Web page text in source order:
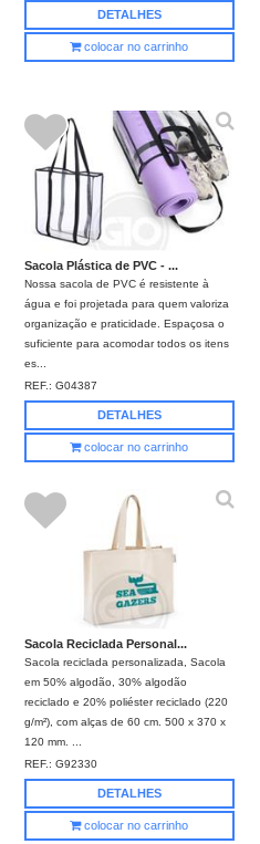
DETALHES
colocar no carrinho
Sacola Plástica de PVC - ...
Nossa sacola de PVC é resistente à
água e foi projetada para quem valoriza
organização e praticidade. Espaçosa o
suficiente para acomodar todos os itens
es...
REF.:G04387
DETALHES
colocar no carrinho
Sacola Reciclada Personal...
Sacola reciclada personalizada, Sacola
em 50% algodão, 30% algodão
reciclado e 20% poliéster reciclado (220
g/m²), com alças de 60 cm. 500 x 370 x
120 mm. ...
REF.:G92330
DETALHES
colocar no carrinho